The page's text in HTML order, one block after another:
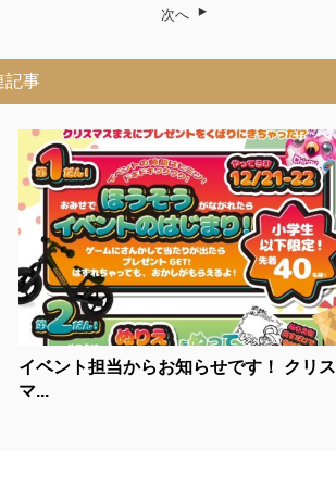
次へ
記事
イベント担当からお知らせです！ クリス
マ...